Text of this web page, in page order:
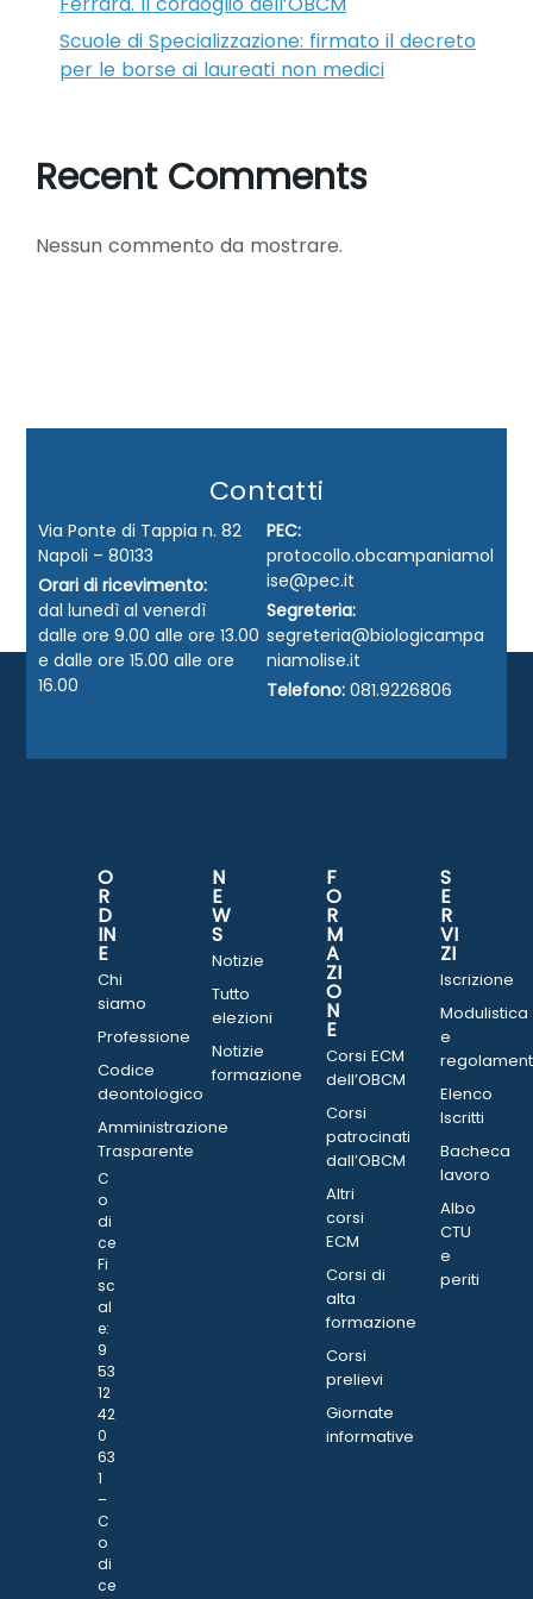
Scuole di Specializzazione: firmato il decreto
per le borse ai laureati non medici
Recent Comments
Nessun commento da mostrare.
Contatti
Via Ponte di Tappia n. 82
Napoli – 80133
Orari di ricevimento:
dal lunedì al venerdì
dalle ore 9.00 alle ore 13.00
e dalle ore 15.00 alle ore
16.00
PEC:
protocollo.obcampaniamol
ise@pec.it
Segreteria:
segreteria@biologicampa
niamolise.it
Telefono: 081.9226806
O
R
D
IN
E
Chi
siamo
Professione
Codice
deontologico
Amministrazione
Trasparente
C
o
di
ce
Fi
sc
al
e:
9
53
12
42
0
63
1
–
C
o
di
ce
N
E
W
S
Notizie
Tutto
elezioni
Notizie
formazione
F
O
R
M
A
ZI
O
N
E
Corsi ECM
dell’OBCM
Corsi
patrocinati
dall’OBCM
Altri
corsi
ECM
Corsi di
alta
formazione
Corsi
prelievi
Giornate
informative
S
E
R
VI
ZI
Iscrizione
Modulistica
e
Elenco
Iscritti
Bacheca
lavoro
Albo
CTU
e
periti